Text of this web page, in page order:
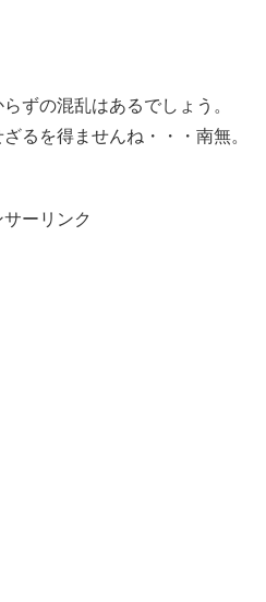
ずの混乱はあるでしょう。
るを得ませんね・・・南無。
サーリンク